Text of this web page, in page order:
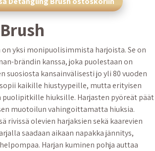
on yksi monipuolisimmista harjoista. Se on
brändin kanssa, joka puolestaan on
suosiosta kansainvälisesti jo yli 80 vuoden
kaikille hiustyypeille, mutta erityisen
puolipitkille hiuksille. Harjasten pyöreät päät
muotoilun vahingoittamatta hiuksia.
rivissä olevien harjaksien sekä kaarevien
saadaan aikaan napakka jännitys,
Harjan kuminen pohja auttaa